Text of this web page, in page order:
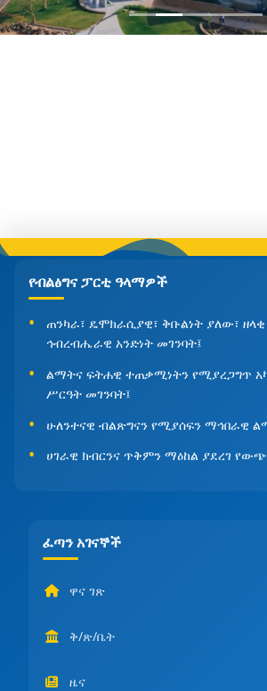
የብልፅግና ፓርቲ ዓላማዎች
ጠንካራ፣ ዴሞክራሲያዊ፣ ቅቡልነት ያለው፣
ኅብረብሔራዊ አንድነት መገንባት፤
ልማትና ፍትሐዊ ተጠቃሚነትን የሚያረጋግጥ
ሥርዓት መገንባት፤
ሁለንተናዊ ብልጽግናን የሚያሰፍን ማኅበራዊ
ሀገራዊ ክብርንና ጥቅምን ማዕከል ያደረገ የውጭ
ፈጣን አገናኞች
ዋና ገጽ
ቅ/ጽ/ቤት
ዜና